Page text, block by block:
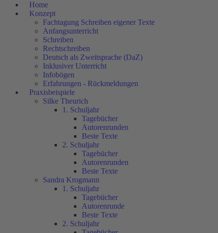
Home
Konzept
Fachtagung Schreiben eigener Texte
Anfangsunterricht
Schreiben
Rechtschreiben
Deutsch als Zweitsprache (DaZ)
Inklusiver Unterricht
Infobögen
Erfahrungen - Rückmeldungen
Praxisbeispiele
Silke Theurich
1. Schuljahr
Tagebücher
Autorenrunden
Beste Texte
2. Schuljahr
Tagebücher
Autorenrunden
Beste Texte
Sandra Krogmann
1. Schuljahr
Tagebücher
Autorenrunde
Beste Texte
2. Schuljahr